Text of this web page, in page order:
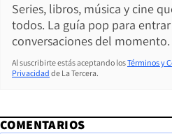
Series, libros, música y cine
todos. La guía pop para
conversaciones del momento.
Al suscribirte estás aceptando losTérminos y
Privacidad de La Tercera.
COMENTARIOS